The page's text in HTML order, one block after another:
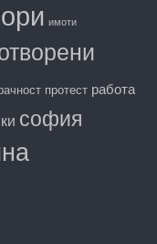
имоти
протест работа
софия